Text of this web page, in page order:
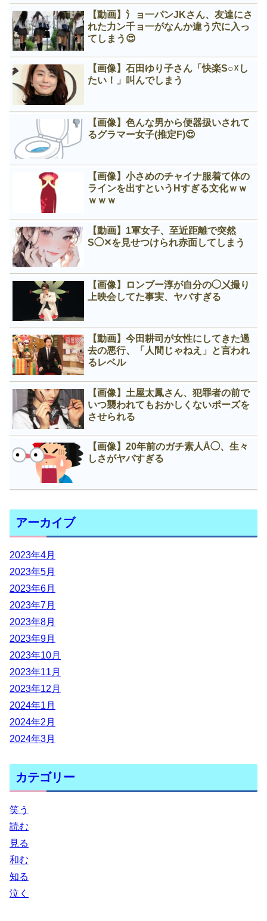
【動画】氵ョ一パンJKさん、友達にさ
れた力ン千ョ一がなんか違う穴に入っ
てしまう😍
【画像】石田ゆり子さん「快楽S○☓し
たい！」叫んでしまう
【画像】色んな男から便器扱いされて
るグラマー女子(推定F)😍
【画像】小さめのチャイナ服着て体の
ラインを出すというНすぎる文化ｗｗ
ｗｗｗ
【動画】1軍女子、至近距離で突然
S◯✕を見せつけられ赤面してしまう
【画像】ロンブー淳が自分の◯㐅撮り
上映会してた事実、ヤバすぎる
【動画】今田耕司が女性にしてきた過
去の悪行、「人間じゃねえ」と言われ
るレベル
【画像】土屋太鳳さん、犯罪者の前で
いつ襲われてもおかしくないポーズを
させられる
【画像】20年前のガチ素人Å◯、生々
しさがヤバすぎる
アーカイブ
2023年4月
2023年5月
2023年6月
2023年7月
2023年8月
2023年9月
2023年10月
2023年11月
2023年12月
2024年1月
2024年2月
2024年3月
カテゴリー
笑う
読む
見る
和む
知る
泣く